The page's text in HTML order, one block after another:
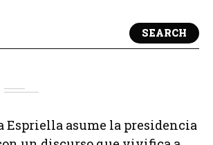
SEARCH
Espriella asume la presidencia